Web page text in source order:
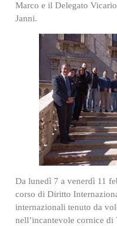
Marco e il Delegato
Janni.
Da lunedì 7 a venerdì 11
corso di Diritto
internazionali tenuto da
nell’incantevole cornice di